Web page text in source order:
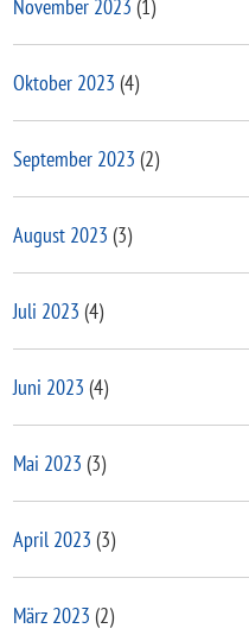
November 2023 (1)
Oktober 2023 (4)
September 2023 (2)
August 2023 (3)
Juli 2023 (4)
Juni 2023 (4)
Mai 2023 (3)
April 2023 (3)
März 2023 (2)